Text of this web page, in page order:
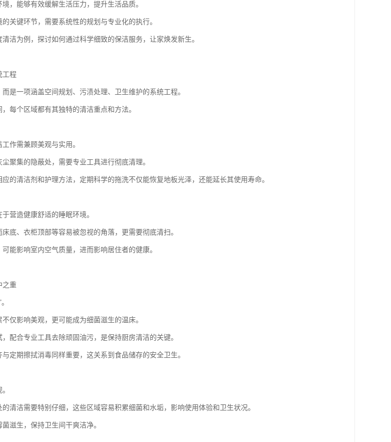
，能够有效缓解生活压力，提升生活品质。
关键环节，需要系统性的规划与专业化的执行。
洁为例，探讨如何通过科学细致的保洁服务，让家焕发新生。
工程
是一项涵盖空间规划、污渍处理、卫生维护的系统工程。
每个区域都有其独特的清洁重点和方法。
作需兼顾美观与实用。
聚集的隐蔽处，需要专业工具进行彻底清理。
的清洁剂和护理方法，定期科学的拖洗不仅能恢复地板光泽，还能延长其使用寿命。
营造健康舒适的睡眠环境。
底、衣柜顶部等容易被忽视的角落，更需要彻底清扫。
能影响室内空气质量，进而影响居住者的健康。
之重
仅影响美观，更可能成为细菌滋生的温床。
配合专业工具去除顽固油污，是保持厨房清洁的关键。
定期擦拭消毒同样重要，这关系到食品储存的安全卫生。
清洁需要特别仔细，这些区域容易积累细菌和水垢，影响使用体验和卫生状况。
滋生，保持卫生间干爽洁净。